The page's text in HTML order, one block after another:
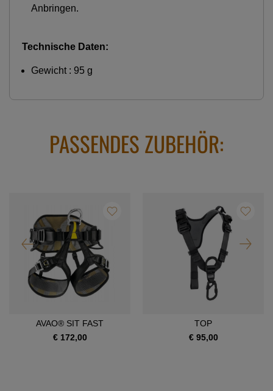
Anbringen.
Technische Daten:
Gewicht : 95 g
PASSENDES ZUBEHÖR:
AVAO® SIT FAST
€ 172,00
TOP
€ 95,00